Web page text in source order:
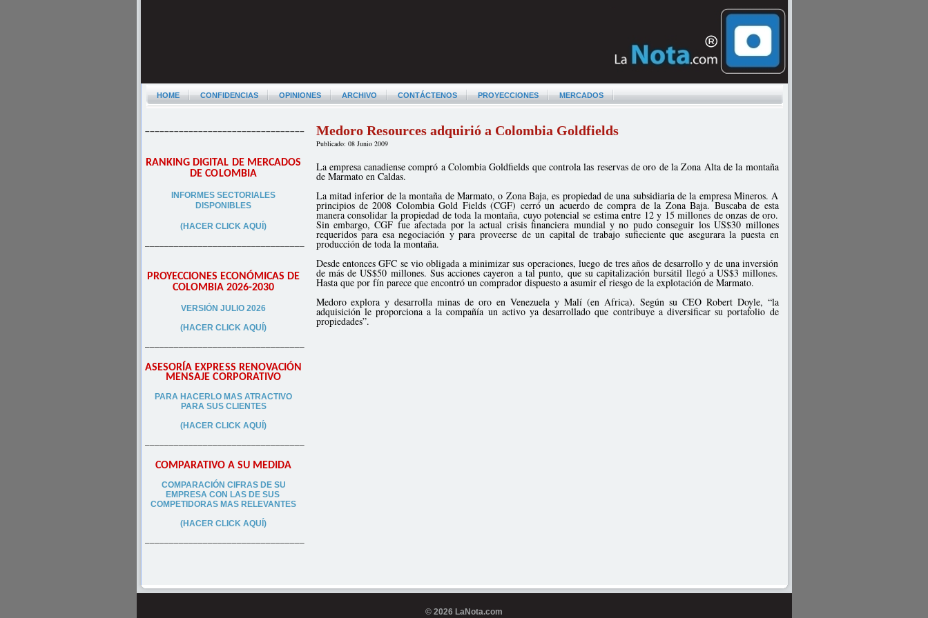
HOME CONFIDENCIAS OPINIONES ARCHIVO CONTÁCTENOS PROYECCIONES MERCADOS
–––––––––––––––––––––––––––––––––
RANKING DIGITAL DE MERCADOS
DE COLOMBIA
INFORMES SECTORIALES
DISPONIBLES
(HACER CLICK AQUÍ)
–––––––––––––––––––––––––––––––––
PROYECCIONES ECONÓMICAS DE
COLOMBIA 2026-2030
VERSIÓN JULIO 2026
(HACER CLICK AQUÍ)
–––––––––––––––––––––––––––––––––
ASESORÍA EXPRESS RENOVACIÓN
MENSAJE CORPORATIVO
PARA HACERLO MAS ATRACTIVO
PARA SUS CLIENTES
(HACER CLICK AQUÍ)
–––––––––––––––––––––––––––––––––
COMPARATIVO A SU MEDIDA
COMPARACIÓN CIFRAS DE SU
EMPRESA CON LAS DE SUS
COMPETIDORAS MAS RELEVANTES
(HACER CLICK AQUÍ)
–––––––––––––––––––––––––––––––––
Medoro Resources adquirió a Colombia Goldfields
Publicado: 08 Junio 2009
La empresa canadiense compró a Colombia Goldfields que controla las reservas de oro de la Zona Alta de la montaña
de Marmato en Caldas.
La mitad inferior de la montaña de Marmato, o Zona Baja, es propiedad de una subsidiaria de la empresa Mineros. A
principios de 2008 Colombia Gold Fields (CGF) cerró un acuerdo de compra de la Zona Baja. Buscaba de esta
manera consolidar la propiedad de toda la montaña, cuyo potencial se estima entre 12 y 15 millones de onzas de oro.
Sin embargo, CGF fue afectada por la actual crisis financiera mundial y no pudo conseguir los US$30 millones
requeridos para esa negociación y para proveerse de un capital de trabajo sufieciente que asegurara la puesta en
producción de toda la montaña.
Desde entonces GFC se vio obligada a minimizar sus operaciones, luego de tres años de desarrollo y de una inversión
de más de US$50 millones. Sus acciones cayeron a tal punto, que su capitalización bursátil llegó a US$3 millones.
Hasta que por fín parece que encontró un comprador dispuesto a asumir el riesgo de la explotación de Marmato.
Medoro explora y desarrolla minas de oro en Venezuela y Malí (en Africa). Según su CEO Robert Doyle, “la
adquisición le proporciona a la compañía un activo ya desarrollado que contribuye a diversificar su portafolio de
propiedades”.
© 2026 LaNota.com